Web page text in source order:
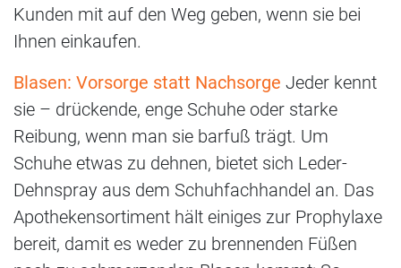
Kunden mit auf den Weg geben, wenn sie bei
Ihnen einkaufen.
Blasen: Vorsorge statt Nachsorge Jeder kennt
sie – drückende, enge Schuhe oder starke
Reibung, wenn man sie barfuß trägt. Um
Schuhe etwas zu dehnen, bietet sich Leder-
Dehnspray aus dem Schuhfachhandel an. Das
Apothekensortiment hält einiges zur Prophylaxe
bereit, damit es weder zu brennenden Füßen